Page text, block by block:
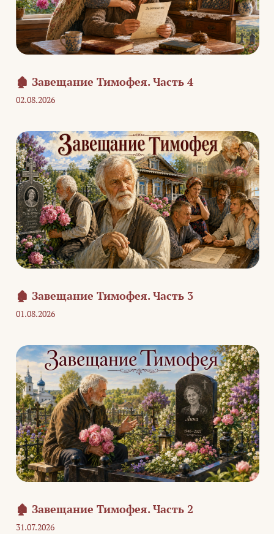
🏚️ Завещание Тимофея. Часть 4
02.08.2026
🏚️ Завещание Тимофея. Часть 3
01.08.2026
🏚️ Завещание Тимофея. Часть 2
31.07.2026